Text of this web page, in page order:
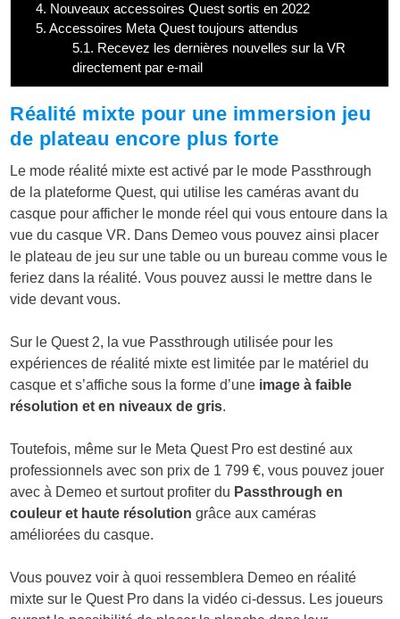
4. Nouveaux accessoires Quest sortis en 2022
5. Accessoires Meta Quest toujours attendus
5.1. Recevez les dernières nouvelles sur la VR
directement par e-mail
Réalité mixte pour une immersion jeu
de plateau encore plus forte
Le mode réalité mixte est activé par le mode Passthrough
de la plateforme Quest, qui utilise les caméras avant du
casque pour afficher le monde réel qui vous entoure dans la
vue du casque VR. Dans Demeo vous pouvez ainsi placer
le plateau de jeu sur une table ou un bureau comme vous le
feriez dans la réalité. Vous pouvez aussi le mettre dans le
vide devant vous.
Sur le Quest 2, la vue Passthrough utilisée pour les
expériences de réalité mixte est limitée par le matériel du
casque et s’affiche sous la forme d’une image à faible
résolution et en niveaux de gris.
Toutefois, même sur le Meta Quest Pro est destiné aux
professionnels avec son prix de 1 799 €, vous pouvez jouer
avec à Demeo et surtout profiter du Passthrough en
couleur et haute résolution grâce aux caméras
améliorées du casque.
Vous pouvez voir à quoi ressemblera Demeo en réalité
mixte sur le Quest Pro dans la vidéo ci-dessus. Les joueurs